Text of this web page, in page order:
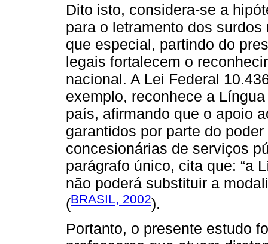
Dito isto, considera-se a
para o letramento dos
que especial, partindo do
legais fortalecem o
nacional. A Lei Federal
exemplo, reconhece a
país, afirmando que o apoio
garantidos por parte do
concesionárias de serviços
parágrafo único, cita que: “a
não poderá substituir a
(BRASIL, 2002).
Portanto, o presente estudo